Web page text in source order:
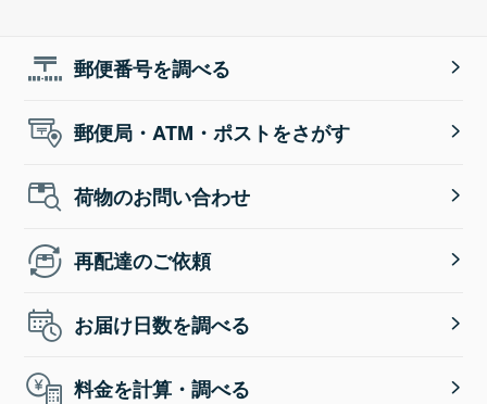
郵便番号を調べる
郵便局・ATM・ポストをさがす
荷物のお問い合わせ
再配達のご依頼
お届け日数を調べる
料金を計算・調べる